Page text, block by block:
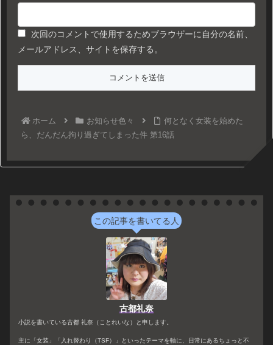
次回のコメントで使用するためブラウザーに自分の名前、
メールアドレス、サイトを保存する。
ホーム お知らせ色々
何となく女装を始めた
ら、だんだん拘り過ぎてしまった件 第16話
この記事を書いてる人
古都礼奈
小説を書いている古都 礼奈（ことれいな）と申します。
主に「女装」「入れ替わり（TSF）」といったテーマを軸に、日常にあるちょっと不